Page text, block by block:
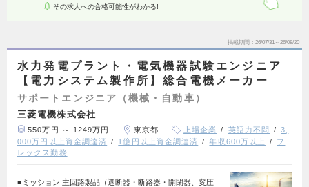
その求人への合格可能性がわかる!
掲載期間 26/07/31～26/08/20
水力発電プラント・電気機器試験エンジニア
【電力システム製作所】総合電機メーカー
サポートエンジニア（機械・自動車）
三菱電機株式会社
550万円 ～ 1249万円 東京都 上場企業 英語力不問
3,
000万円以上資金調達済
1億円以上資金調達済 年収600万以上
フ
レックス勤務
■ミッション 主回路製品（遮断器・断路器・開閉器、変圧